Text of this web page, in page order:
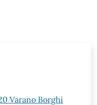
Varano Borghi